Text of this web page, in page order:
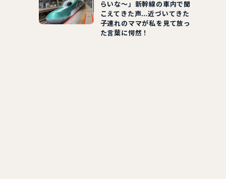
らいな～」新幹線の車内で聞
こえてきた声…近づいてきた
子連れのママが私を見て放っ
た言葉に愕然！